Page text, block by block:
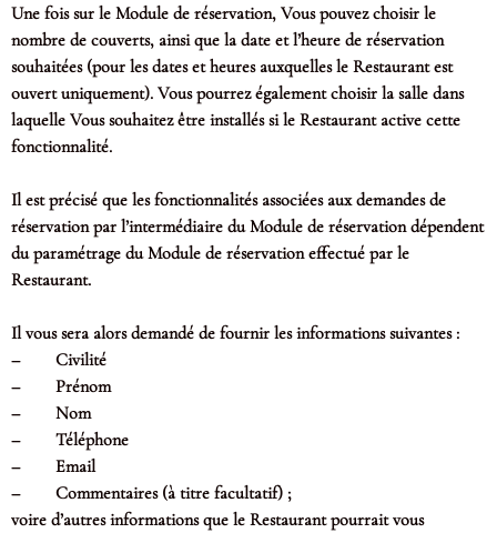
Une fois sur le Module de réservation, Vous pouvez choisir le
nombre de couverts, ainsi que la date et l’heure de réservation
souhaitées (pour les dates et heures auxquelles le Restaurant est
ouvert uniquement). Vous pourrez également choisir la salle dans
laquelle Vous souhaitez être installés si le Restaurant active cette
fonctionnalité.
Il est précisé que les fonctionnalités associées aux demandes de
réservation par l’intermédiaire du Module de réservation dépendent
du paramétrage du Module de réservation effectué par le
Restaurant.
Il vous sera alors demandé de fournir les informations suivantes :
– Civilité
– Prénom
– Nom
– Téléphone
– Email
– Commentaires (à titre facultatif) ;
voire d’autres informations que le Restaurant pourrait vous